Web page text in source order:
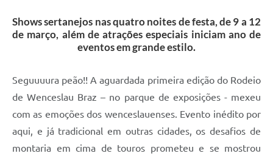
Shows sertanejos nas quatro noites de festa, de 9 a 12
de março, além de atrações especiais iniciam ano de
eventos em grande estilo.
Seguuuura peão!! A aguardada primeira edição do Rodeio
de Wenceslau Braz – no parque de exposições - mexeu
com as emoções dos wenceslauenses. Evento inédito por
aqui, e já tradicional em outras cidades, os desafios de
montaria em cima de touros prometeu e se mostrou